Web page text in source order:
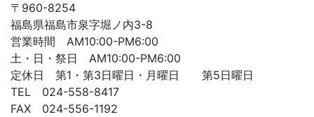
〒960-8254
福島県福島市泉字堀ノ内3-8
営業時間 AM10:00-PM6:00
土・日・祭日 AM10:00-PM6:00
定休日 第1・第3日曜日・月曜日 第5日曜日
TEL 024-558-8417
FAX 024-556-1192